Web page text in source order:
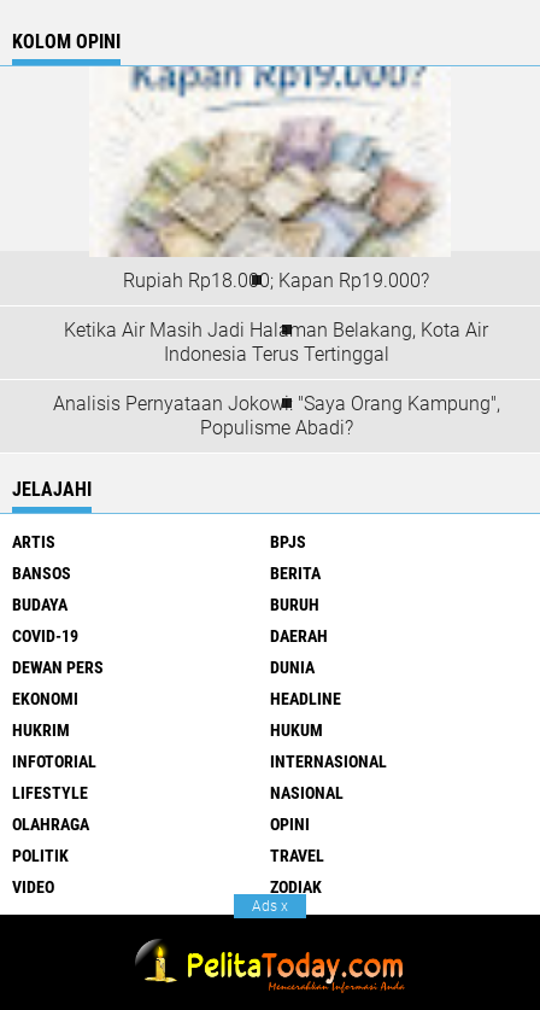
KOLOM OPINI
Rupiah Rp18.000; Kapan Rp19.000?
Ketika Air Masih Jadi Halaman Belakang, Kota Air
Indonesia Terus Tertinggal
Analisis Pernyataan Jokowi: "Saya Orang Kampung",
Populisme Abadi?
JELAJAHI
ARTIS
BPJS
BANSOS
BERITA
BUDAYA
BURUH
COVID-19
DAERAH
DEWAN PERS
DUNIA
EKONOMI
HEADLINE
HUKRIM
HUKUM
INFOTORIAL
INTERNASIONAL
LIFESTYLE
NASIONAL
OLAHRAGA
OPINI
POLITIK
TRAVEL
VIDEO
ZODIAK
Ads x